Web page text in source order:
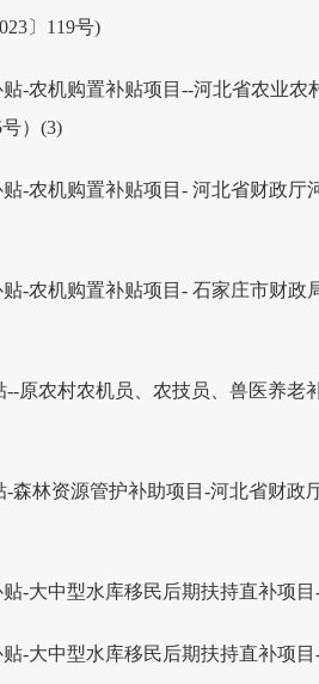
〕119号)
贴-农机购置补贴项目--河北省农业
）(3)
贴-农机购置补贴项目- 河北省财政
贴-农机购置补贴项目- 石家庄市财
--原农村农机员、农技员、兽医养
-森林资源管护补助项目-河北省财
贴-大中型水库移民后期扶持直补项
贴-大中型水库移民后期扶持直补项